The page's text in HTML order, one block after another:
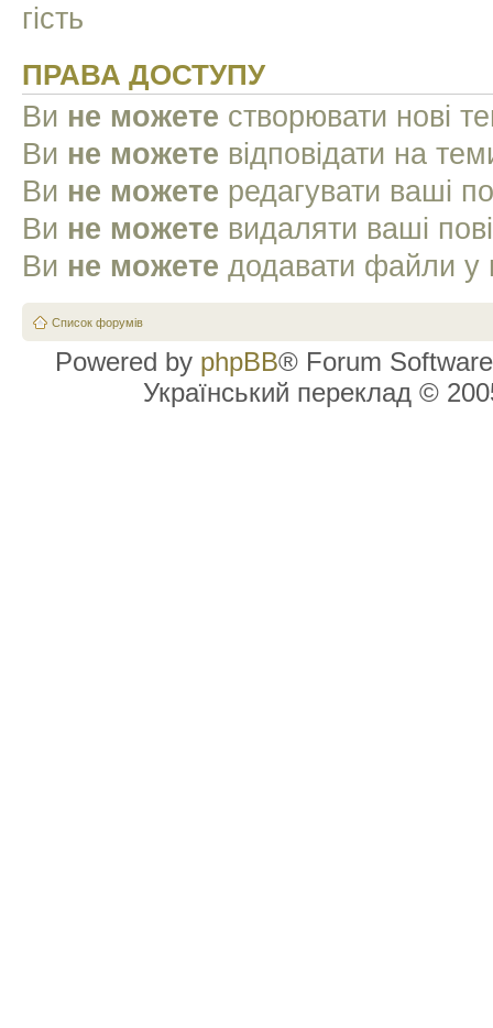
гість
ПРАВА ДОСТУПУ
Ви не можете створювати нові
Ви не можете відповідати на
Ви не можете редагувати ваші
Ви не можете видаляти ваші
Ви не можете додавати файли у
Список форумів
Powered by phpBB® Forum
Український переклад ©